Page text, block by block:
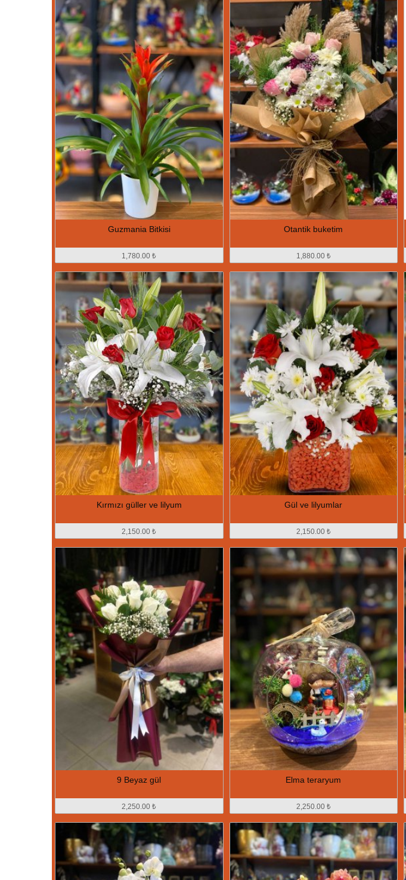
Guzmania Bitkisi
1,780.00 ₺
Otantik buketim
1,880.00 ₺
Kırmızı güller ve lilyum
2,150.00 ₺
Gül ve lilyumlar
2,150.00 ₺
9 Beyaz gül
2,250.00 ₺
Elma teraryum
2,250.00 ₺